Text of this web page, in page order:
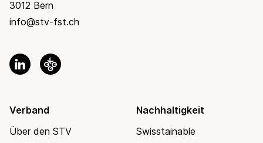
3012 Bern
info@stv-fst.ch
Verband
Über den STV
Nachhaltigkeit
Swisstainable